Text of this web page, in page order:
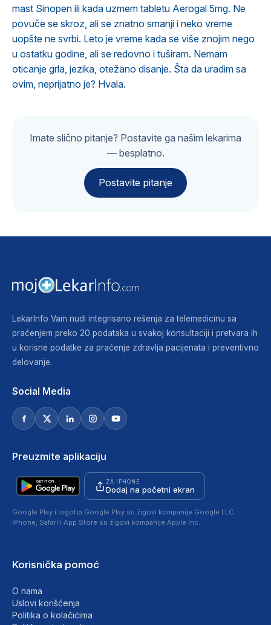
mast Sinopen ili kada uzmem tabletu Aerogal 5mg. Ne
povuče se skroz, ali se znatno smanji i neko vreme
uopšte ne svrbi. Leto je vreme kada se više znojim nego
u ostatku godine, ali se redovno i tuširam. Nemam
oticanje grla, jezika, otežano disanje. Šta da uradim sa
ovim, neprijatno je? Hvala.
Imate slično pitanje? Postavite ga našim lekarima
— besplatno.
Postavite pitanje
LekarInfo Vam nudi integrisano rešenja za telemedicinu sa
praćenjem preko 20 podataka u svakoj konsultaciji i pretvara ih
u korisne podatke za praćenje zdravlja pacijenata i preventivno
delovanje.
Social Media
Preuzmite aplikaciju
ZA IPHONE
Dodaj na početni ekran
Google Play i logotip Google Play su žigovi kompanije Google LLC.
iPhone, Safari i App Store su žigovi kompanije Apple Inc.
Korisnička pomoć
O nama
Uslovi korišćenja
Politika o kolačićima